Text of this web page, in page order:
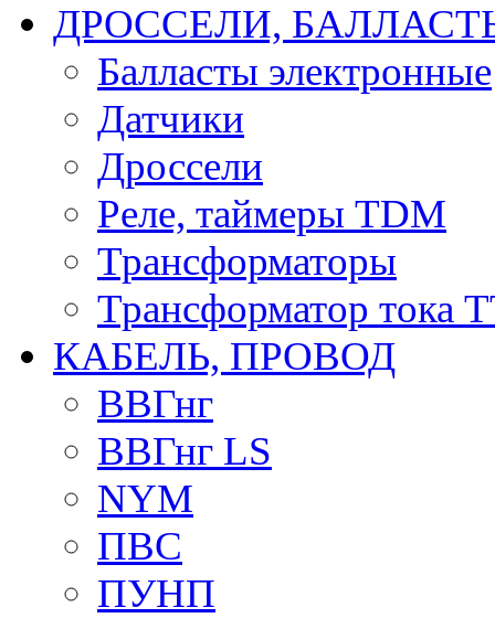
ДРОССЕЛИ,
Балласты электронные
Датчики
Дроссели
Реле, таймеры TDM
Трансформаторы
Трансформатор тока
КАБЕЛЬ, ПРОВОД
ВВГнг
ВВГнг LS
NYM
ПВС
ПУНП